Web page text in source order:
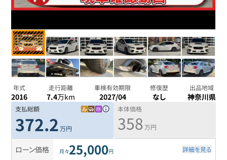
年式
2016
走行距離
7.4万km
車検有効期限
2027/04
修復歴
なし
出品地域
神奈川県
支払総額
372.2 万円
本体価格
358 万円
ローン価格 月々25,000円 詳細を見る